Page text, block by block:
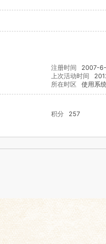
注册时间
2007-
上次活动时间
所在时区 使用系
积分
257